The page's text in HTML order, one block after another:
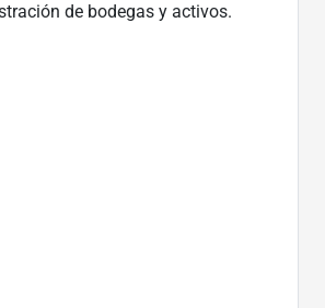
de bodegas y activos.